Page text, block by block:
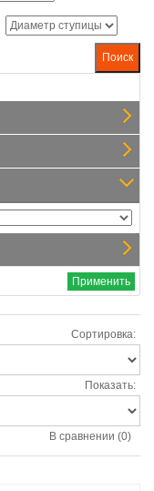
Применить
Сортировка:
Показать:
В сравнении (0)